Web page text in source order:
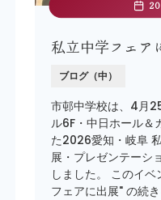
私立中学フェア
ブログ（中）
市邨中学校は、4月
ル6F・中日ホール＆
た2026愛知・岐阜
展・プレゼンテーシ
しました。 このイ
フェアに出展" の続